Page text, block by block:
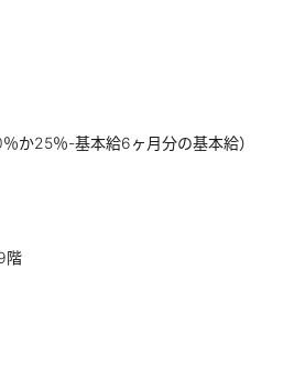
か25％-基本給6ヶ月分の基本給）
階